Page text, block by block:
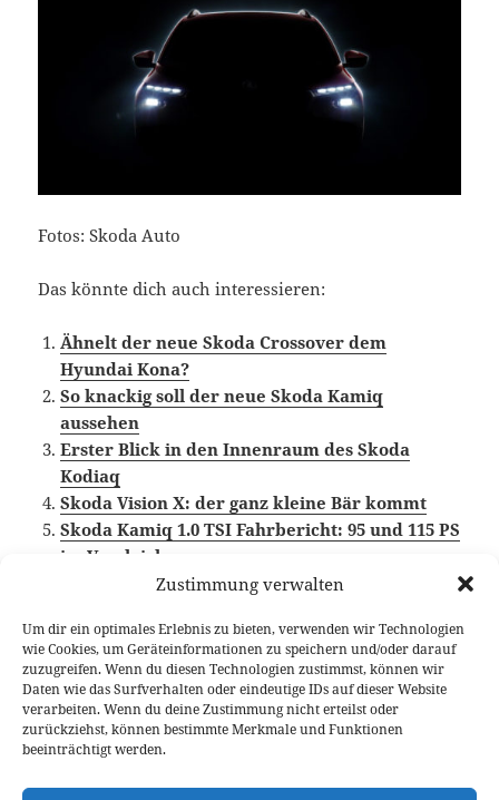
Zustimmung verwalten
Um dir ein optimales Erlebnis zu bieten, verwenden wir Technologien
wie Cookies, um Geräteinformationen zu speichern und/oder darauf
zuzugreifen. Wenn du diesen Technologien zustimmst, können wir
Daten wie das Surfverhalten oder eindeutige IDs auf dieser Website
verarbeiten. Wenn du deine Zustimmung nicht erteilst oder
zurückziehst, können bestimmte Merkmale und Funktionen
beeinträchtigt werden.
Fotos: Skoda Auto
Das könnte dich auch interessieren:
Ähnelt der neue Skoda Crossover dem
Hyundai Kona?
So knackig soll der neue Skoda Kamiq
aussehen
Erster Blick in den Innenraum des Skoda
Kodiaq
Skoda Vision X: der ganz kleine Bär kommt
Skoda Kamiq 1.0 TSI Fahrbericht: 95 und 115 PS
im Vergleich
Veröffentlicht
am
24. Januar 2019 Autor
Larissa Rutkowski Kategorien
News
Schlagwörter
Crossover,Skoda,Skoda Kamiq
Beitragsnavigation
VORHERIGER
Beitrag:
Alter Name, neue Ära: Kia ProCeed GT
Fahrbericht